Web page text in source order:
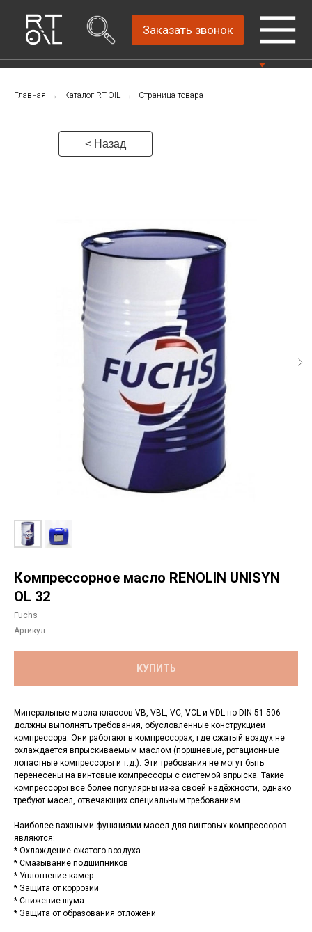
Прямой дистрибьютор
Консультации Пн-Пт: 9.00-18.00
Заказать звонок
4.8
Главная → Каталог RT-OIL → Страница товара
< Назад
Компрессорное масло RENOLIN UNISYN
OL 32
Fuchs
Артикул:
КУПИТЬ
Минеральные масла классов VB, VBL, VC, VCL и VDL по DIN 51 506
должны выполнять требования, обусловленные конструкцией
компрессора. Они работают в компрессорах, где сжатый воздух не
охлаждается впрыскиваемым маслом (поршневые, ротационные
лопастные компрессоры и т.д.). Эти требования не могут быть
перенесены на винтовые компрессоры с системой впрыска. Такие
компрессоры все более популярны из-за своей надёжности, однако
требуют масел, отвечающих специальным требованиям.
Наиболее важными функциями масел для винтовых компрессоров
являются:
* Охлаждение сжатого воздуха
* Смазывание подшипников
* Уплотнение камер
* Защита от коррозии
* Снижение шума
* Защита от образования отложени